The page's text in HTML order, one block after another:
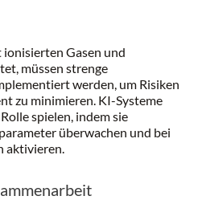
Gasen und
müssen strenge
werden, um Risiken
zu minimieren. KI-Systeme
spielen, indem sie
überwachen und bei
aktivieren.